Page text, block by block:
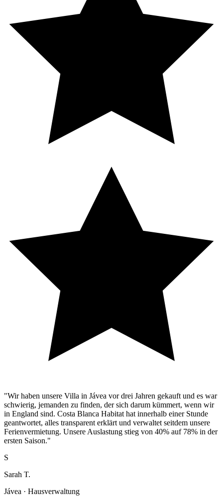
"Wir haben unsere Villa in Jávea vor drei Jahren gekauft und es war
schwierig, jemanden zu finden, der sich darum kümmert, wenn wir
in England sind. Costa Blanca Habitat hat innerhalb einer Stunde
geantwortet, alles transparent erklärt und verwaltet seitdem unsere
Ferienvermietung. Unsere Auslastung stieg von 40% auf 78% in der
ersten Saison."
S
Sarah T.
Jávea · Hausverwaltung